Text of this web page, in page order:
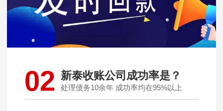
02 新泰收账公司成功率是？
处理债务10余年 成功率均在95%以上